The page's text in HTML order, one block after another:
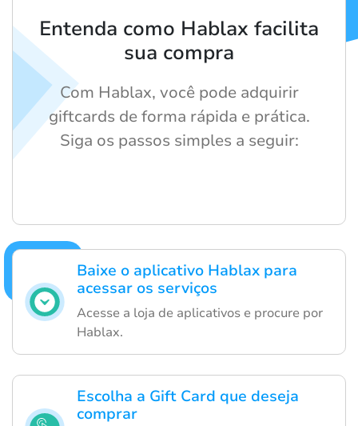
Baixe o aplicativo Hablax para
acessar os serviços
Acesse a loja de aplicativos e procure por
Hablax.
Escolha a Gift Card que deseja
comprar
Entenda como Hablax facilita
sua compra
Com Hablax, você pode adquirir
giftcards de forma rápida e prática.
Siga os passos simples a seguir: